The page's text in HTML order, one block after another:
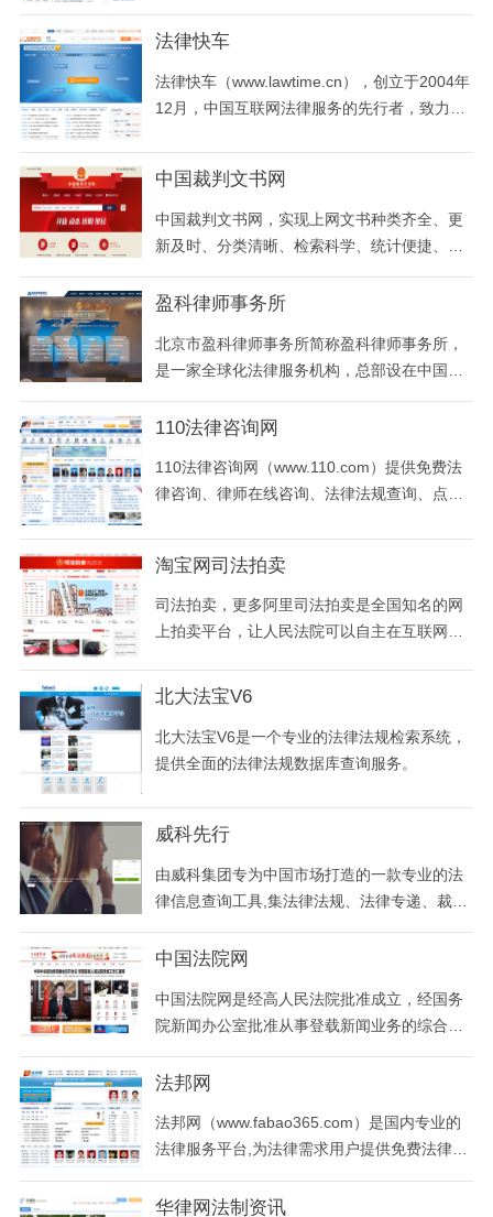
平台，致力于为广大用户提供免费多样的法律
咨询服务。成立至今，其业务已覆盖全国34个
省级行政区，369个大中小城市，吸引近22万
法律快车
法律快车（www.lawtime.cn），创立于2004年
12月，中国互联网法律服务的先行者，致力于
发的实力，充分融合法律服务互联网及本地化
特质，目前，已覆盖80多个法律专业领域，已
为分散在全国360多个大中小城市的21万律师
中国裁判文书网
中国裁判文书网，实现上网文书种类齐全、更
新及时、分类清晰、检索科学、统计便捷、自
开的各项功能。
盈科律师事务所
北京市盈科律师事务所简称盈科律师事务所，
是一家全球化法律服务机构，总部设在中国北
敦、维罗纳、米兰、布达佩斯、圣保罗、里约
格但斯克、墨西哥城、布鲁塞尔、特拉维夫、
芝加哥、新加坡、迪拜、里斯本、马德里、瓦
110法律咨询网
110法律咨询网（www.110.com）提供免费法
律咨询、律师在线咨询、法律法规查询、点对
线律师咨询服务。
淘宝网司法拍卖
司法拍卖，更多阿里司法拍卖是全国知名的网
上拍卖平台，让人民法院可以自主在互联网上
平、公正！全国已有99%的法院入驻阿里拍卖
进行司法拍卖、95%的司法拍卖也都在阿里拍
卖平台成交。
北大法宝V6
北大法宝V6是一个专业的法律法规检索系统，
提供全面的法律法规数据库查询服务。
威科先行
由威科集团专为中国市场打造的一款专业的法
律信息查询工具,集法律法规、法律专递、裁判
法律英文翻译等各类法律信息于一体
中国法院网
中国法院网是经高人民法院批准成立，经国务
院新闻办公室批准从事登载新闻业务的综合性
放业务。中国法院网是世界大的法律网站、法
的法院信息、快捷的案件报道。
法邦网
法邦网（www.fabao365.com）是国内专业的
法律服务平台,为法律需求用户提供免费法律咨
所查询服务。
华律网法制资讯